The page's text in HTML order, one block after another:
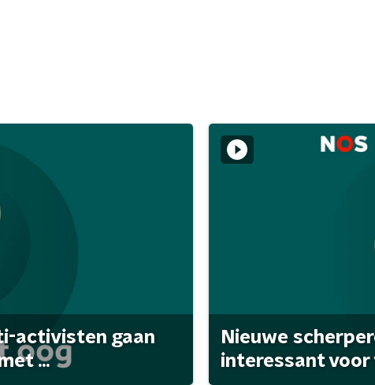
activisten gaan
...
Nieuwe
interessant